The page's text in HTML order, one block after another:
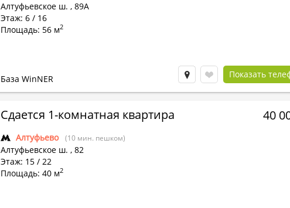
Алтуфьевское ш. , 89А
Этаж: 6 / 16
Площадь: 56 м2
База WinNER Показать
Сдается 1-комнатная квартира
Алтуфьево (10 мин. пешком)
Алтуфьевское ш. , 82
Этаж: 15 / 22
Площадь: 40 м2
40